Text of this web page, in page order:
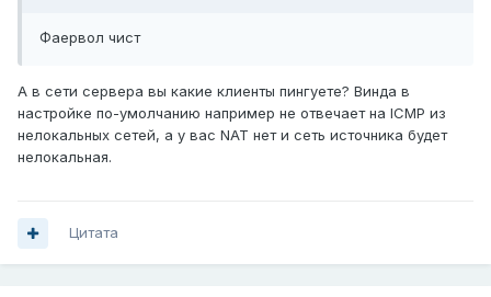
Фаервол чист
А в сети сервера вы какие клиенты пингуете? Винда в
настройке по-умолчанию например не отвечает на ICMP из
нелокальных сетей, а у вас NAT нет и сеть источника будет
нелокальная.
Цитата